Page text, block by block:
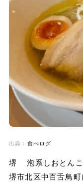
出典： 食べログ
堺 泡系しおとんこ
堺市北区中百舌鳥